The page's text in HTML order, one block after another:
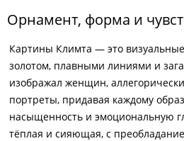
Орнамент, форма и
Картины Климта — это
золотом, плавными линиями и
изображал женщин,
портреты, придавая каждому
насыщенность и эмоциональную
тёплая и сияющая, с